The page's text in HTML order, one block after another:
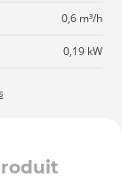
0,6 m³/h
0,19 kW